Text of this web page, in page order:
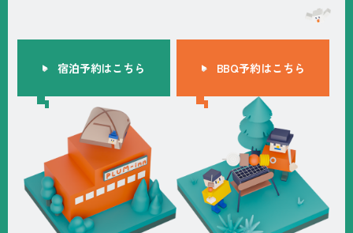
宿泊予約はこちら BBQ予約はこちら